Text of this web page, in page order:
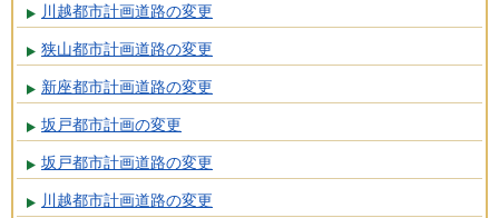
川越都市計画道路の変更
狭山都市計画道路の変更
新座都市計画道路の変更
坂戸都市計画の変更
坂戸都市計画道路の変更
川越都市計画道路の変更